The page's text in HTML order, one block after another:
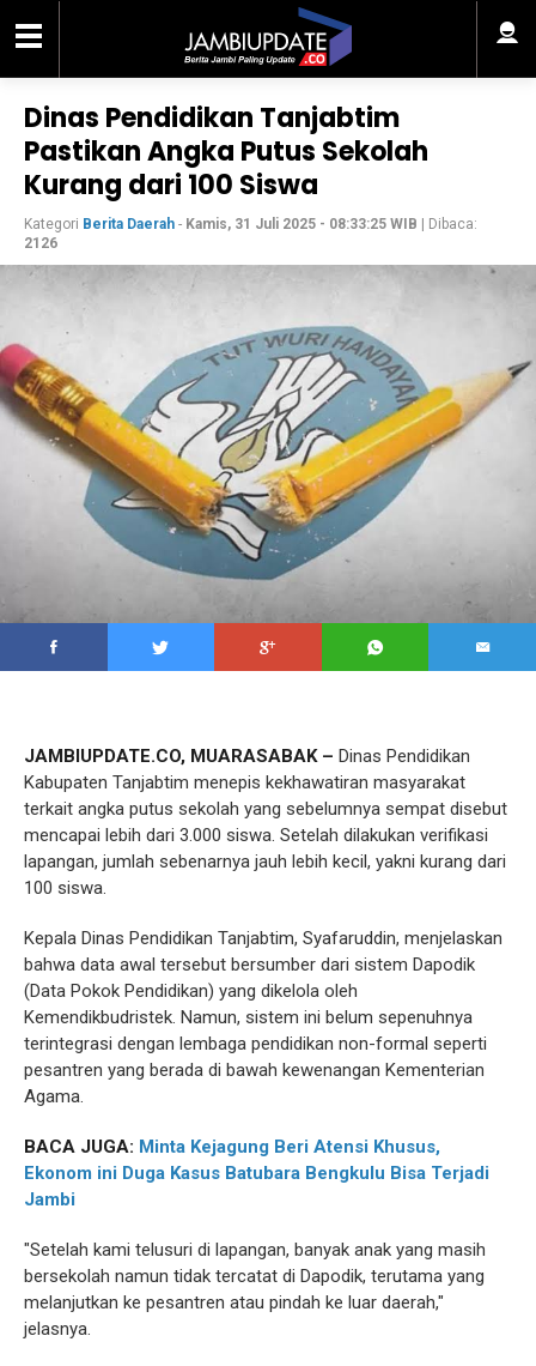
Dinas Pendidikan Tanjabtim
Pastikan Angka Putus Sekolah
Kurang dari 100 Siswa
Kategori Berita Daerah - Kamis, 31 Juli 2025 - 08:33:25 WIB | Dibaca:
2126
JAMBIUPDATE.CO, MUARASABAK – Dinas Pendidikan
Kabupaten Tanjabtim menepis kekhawatiran masyarakat
terkait angka putus sekolah yang sebelumnya sempat disebut
mencapai lebih dari 3.000 siswa. Setelah dilakukan verifikasi
lapangan, jumlah sebenarnya jauh lebih kecil, yakni kurang dari
100 siswa.
Kepala Dinas Pendidikan Tanjabtim, Syafaruddin, menjelaskan
bahwa data awal tersebut bersumber dari sistem Dapodik
(Data Pokok Pendidikan) yang dikelola oleh
Kemendikbudristek. Namun, sistem ini belum sepenuhnya
terintegrasi dengan lembaga pendidikan non-formal seperti
pesantren yang berada di bawah kewenangan Kementerian
Agama.
BACA JUGA: Minta Kejagung Beri Atensi Khusus,
Ekonom ini Duga Kasus Batubara Bengkulu Bisa Terjadi
Jambi
"Setelah kami telusuri di lapangan, banyak anak yang masih
bersekolah namun tidak tercatat di Dapodik, terutama yang
melanjutkan ke pesantren atau pindah ke luar daerah,"
jelasnya.